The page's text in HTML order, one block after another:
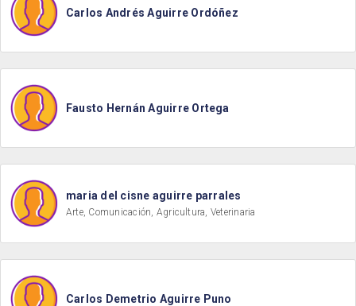
Carlos Andrés Aguirre Ordóñez
Fausto Hernán Aguirre Ortega
maria del cisne aguirre parrales
Arte, Comunicación, Agricultura, Veterinaria
Carlos Demetrio Aguirre Puno